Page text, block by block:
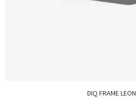
DIQ FRAME LEON